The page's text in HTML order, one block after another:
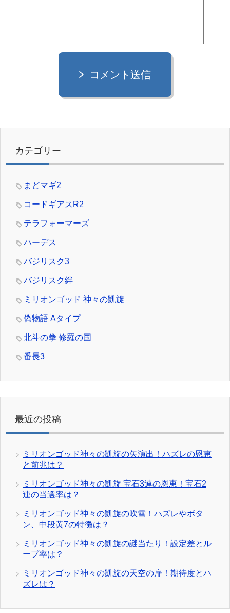
コメント送信
カテゴリー
まどマギ2
コードギアスR2
テラフォーマーズ
ハーデス
バジリスク3
バジリスク絆
ミリオンゴッド 神々の凱旋
偽物語 Aタイプ
北斗の拳 修羅の国
番長3
最近の投稿
ミリオンゴッド神々の凱旋の矢演出！ハズレの恩恵
と前兆は？
ミリオンゴッド神々の凱旋 宝石3連の恩恵！宝石2
連の当選率は？
ミリオンゴッド神々の凱旋の吹雪！ハズレやボタ
ン、中段黄7の特徴は？
ミリオンゴッド神々の凱旋の謎当たり！設定差とル
ープ率は？
ミリオンゴッド神々の凱旋の天空の扉！期待度とハ
ズレは？